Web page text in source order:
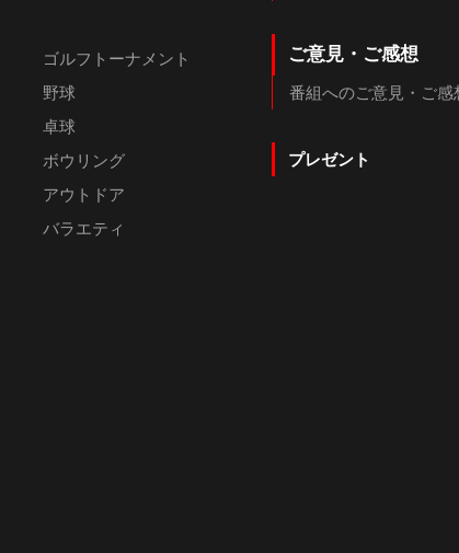
ゴルフトーナメント
野球
卓球
ボウリング
アウトドア
バラエティ
ご意見・ご感想
番組へのご意見・ご感
プレゼント